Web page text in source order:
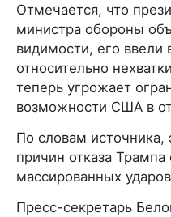
Отмечается, что
министра обороны
видимости, его ввели
относительно
теперь угрожает
возможности США в
По словам источника,
причин отказа Трампа
массированных
Пресс-секретарь